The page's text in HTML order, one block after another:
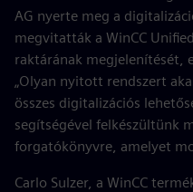
AG nyerte meg a
megvitatták a WinCC
raktárának megjelenítését,
„Olyan nyitott rendszert
összes digitalizációs
segítségével felkészültünk
forgatókönyvre, amelyet
Carlo Sulzer, a WinCC